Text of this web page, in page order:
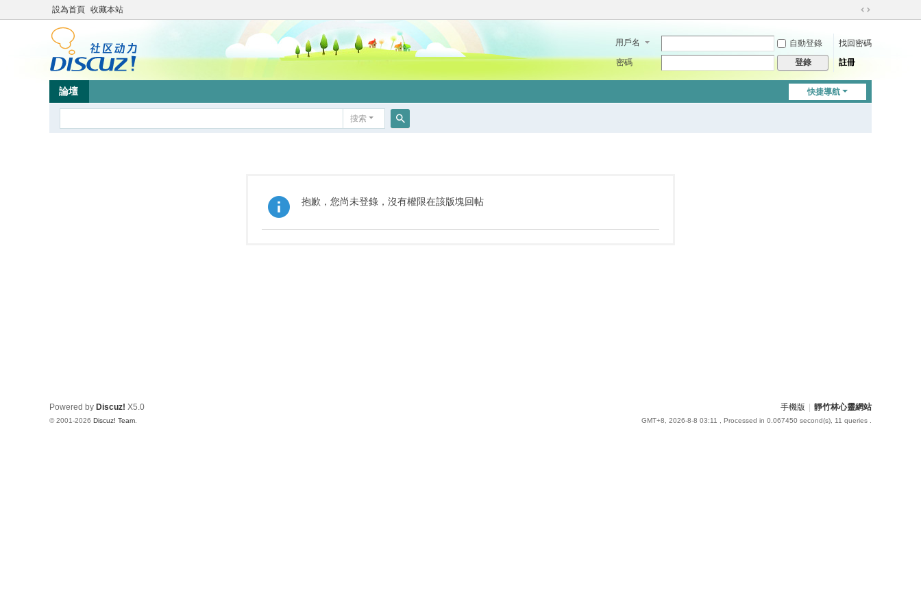
設為首頁 收藏本站
切
到
用戶名 自動登錄
找回密碼
密碼
登錄 註冊
快捷導航
論壇
搜索
抱歉，您尚未登錄，沒有權限在該版塊回帖
手機版 靜竹林心靈網站
GMT+8, 2026-8-8 03:11 , Processed in 0.067450 second(s), 11 queries .
Powered by Discuz! X5.0
© 2001-2026 Discuz! Team